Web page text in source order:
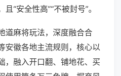
“安全性高”“不被封号”。
道麻将玩法，深度融合合
安徽各地主流规则，核心以
，融入开口翻、铺地花、买